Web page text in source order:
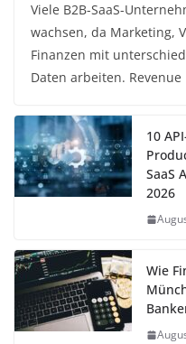
Viele B2B-SaaS-
wachsen, da Marketing,
Finanzen mit
Daten arbeiten. Revenue
10
SaaS
2026
Wie